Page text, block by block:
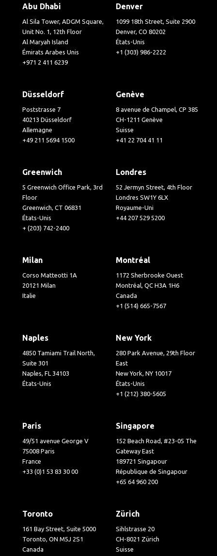
Abu Dhabi
Al Sila Tower, ADGM Square,
Unit No. 1, 12th Floor
Al Maryah Island
Émirats Arabes Unis
+971 2 411 6239
Denver
1099 18th Street, Suite 2900
Denver, CO 80202
États-Unis
+1 (303) 986-2222
Düsseldorf
Poststrasse 7
40213 Düsseldorf
Allemagne
+49 211 5694 1500
Genève
8 avenue de Champel, CP 385
CH-1211 Genève
Suisse
+41 22 704 41 11
Greenwich
5 Greenwich Office Park, 3rd
Floor
Greenwich, CT 06831
États-Unis
+ (203) 742-2400
Londres
52 Jermyn Street, 4th Floor
Londres SW1Y 6LX
Royaume-Uni
+44 207 529 5200
Milan
Corso Matteotti 1A
20121 Milan
Italie
Montréal
1172 Sherbrooke Ouest
Montréal, QC H3A 1H6
Canada
+1 (514) 665-7567
Naples
4850 Tamiami Trail North,
Suite 301
Naples, FL 34103
États-Unis
New York
280 Park Avenue, 29th Floor
East
New York, NY 10017
États-Unis
+1 (212) 380-5605
Paris
49/51 avenue George V
75008 Paris
France
+33 (0)1 53 83 30 00
Singapore
152 Beach Road, #23-05 The
Gateway East
189721 Singapour
République de Singapour
+65 64 960 200
Toronto
161 Bay Street, Suite 5000
Toronto, ON M5J 2S1
Canada
Zürich
Sihlstrasse 20
CH-8021 Zürich
Suisse